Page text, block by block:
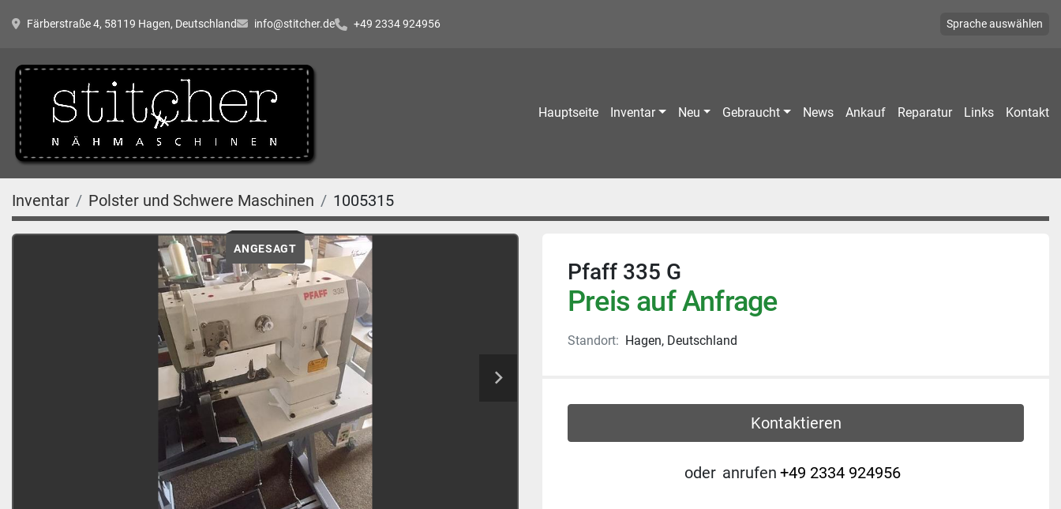
Färberstraße 4, 58119 Hagen, Deutschland info@stitcher.de +49 2334 924956 Sprache auswählen
Hauptseite Inventar Neu Gebraucht News Ankauf Reparatur Links Kontakt
Inventar Polster und Schwere Maschinen 1005315
ANGESAGT
Pfaff 335 G
Preis auf Anfrage
Standort: Hagen, Deutschland
Kontaktieren
oder anrufen +49 2334 924956